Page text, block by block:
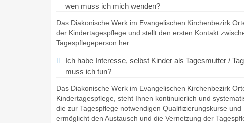
wen muss ich mich wenden?
Das Diakonische Werk im Evangelischen Kirchenbezirk
der Kindertagespflege und stellt den ersten Kontakt
Tagespflegeperson her.
Ich habe Interesse, selbst Kinder als Tagesmutter /
muss ich tun?
Das Diakonische Werk im Evangelischen Kirchenbezirk
Kindertagespflege, steht Ihnen kontinuierlich und
die zur Tagespflege notwendigen Qualifizierungskurse und
ermöglicht den Austausch und die Vernetzung der